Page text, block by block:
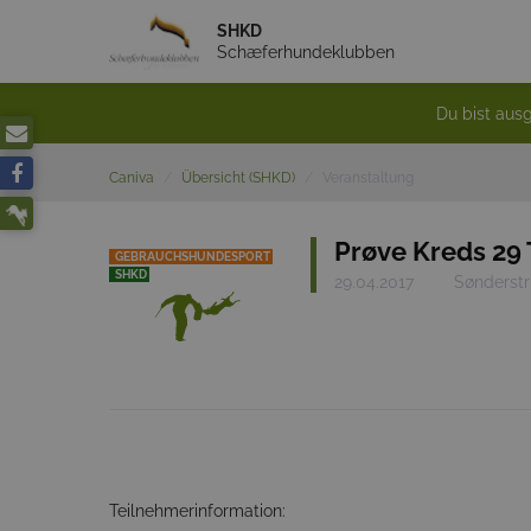
SHKD
Schæferhundeklubben
Du bist
Caniva Übersicht (SHKD)
GEBRAUCHSHUNDESPORT
SHKD
Prøve Kreds 29
29.04.2017
Teilnehmerinformation: